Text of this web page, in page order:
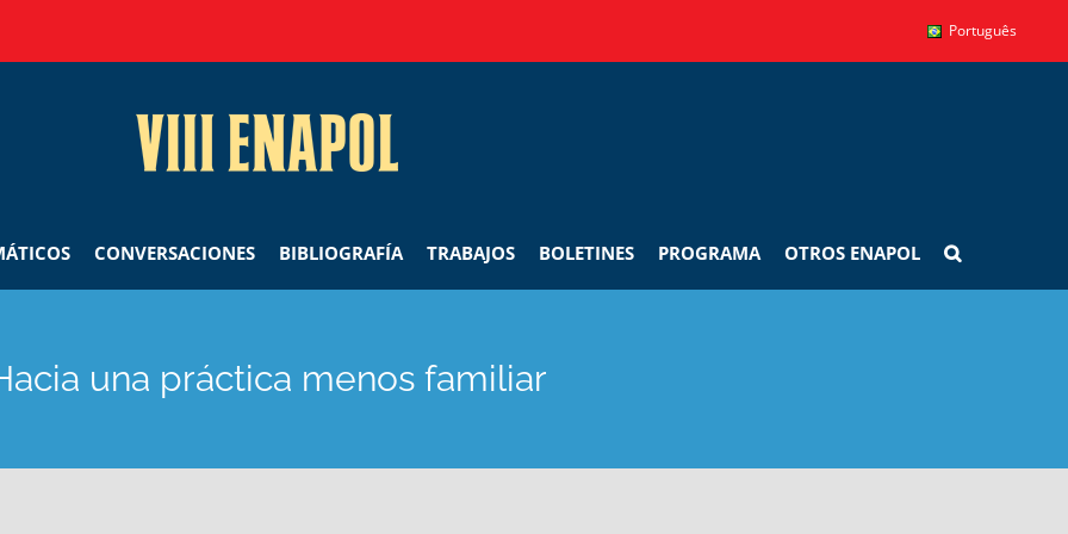
Português
CONVERSACIONES BIBLIOGRAFÍA TRABAJOS BOLETINES PROGRAMA OTROS ENAPOL
una práctica menos familiar